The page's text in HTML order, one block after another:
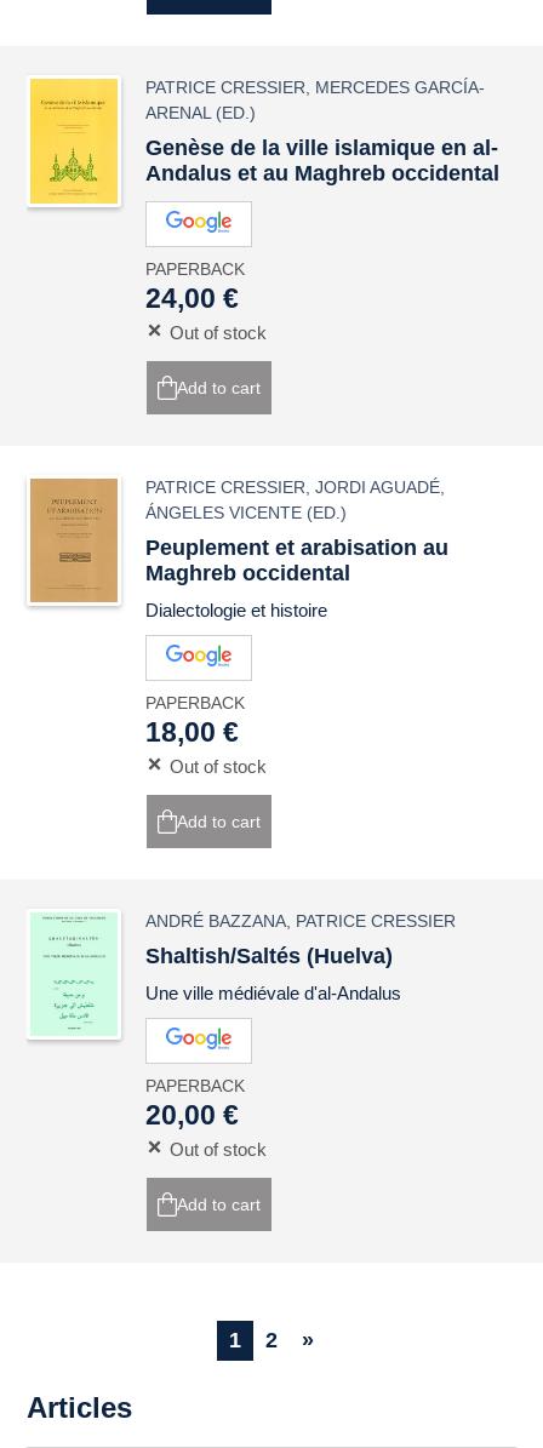
PATRICE CRESSIER
MERCEDES GARCÍA-
ARENAL (ED.)
Genèse de la ville islamique en al-
Andalus et au Maghreb occidental
PAPERBACK
24,00 €
Out of stock
Add to cart
PATRICE CRESSIER ,JORDI AGUADÉ
ÁNGELES VICENTE (ED.)
Peuplement et arabisation au
Maghreb occidental
Dialectologie et histoire
PAPERBACK
18,00 €
Out of stock
Add to cart
ANDRÉ BAZZANA PATRICE CRESSIER
Shaltish/Saltés (Huelva)
Une ville médiévale d'al-Andalus
PAPERBACK
20,00 €
Out of stock
Add to cart
1 2 »
Articles